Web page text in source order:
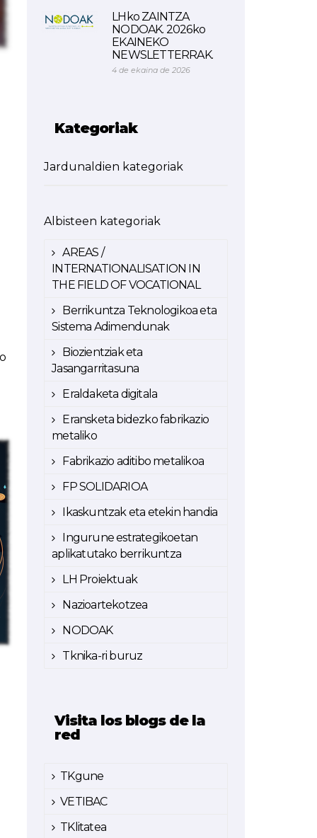
LHko ZAINTZA
NODOAK. 2026ko
EKAINEKO
NEWSLETTERRAK.
4 de ekaina de 2026
Kategoriak
Jardunaldien kategoriak
Albisteen kategoriak
AREAS /
INTERNATIONALISATION IN
THE FIELD OF VOCATIONAL
Berrikuntza Teknologikoa eta
Sistema Adimendunak
Biozientziak eta
Jasangarritasuna
Eraldaketa digitala
Eransketa bidezko fabrikazio
metaliko
Fabrikazio aditibo metalikoa
FP SOLIDARIOA
Ikaskuntzak eta etekin handia
Ingurune estrategikoetan
aplikatutako berrikuntza
LH Proiektuak
Nazioartekotzea
NODOAK
Tknika-ri buruz
Visita los blogs de la
red
TKgune
VETIBAC
TKlitatea